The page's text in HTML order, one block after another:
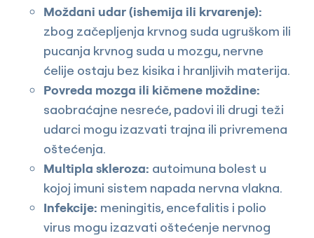
Moždani udar (ishemija ili krvarenje):
zbog začepljenja krvnog suda ugruškom ili
pucanja krvnog suda u mozgu, nervne
ćelije ostaju bez kisika i hranljivih materija.
Povreda mozga ili kičmene moždine:
saobraćajne nesreće, padovi ili drugi teži
udarci mogu izazvati trajna ili privremena
oštećenja.
Multipla skleroza: autoimuna bolest u
kojoj imuni sistem napada nervna vlakna.
Infekcije: meningitis, encefalitis i polio
virus mogu izazvati oštećenje nervnog